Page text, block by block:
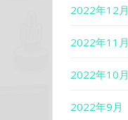
2022年12月
2022年11月
2022年10月
2022年9月